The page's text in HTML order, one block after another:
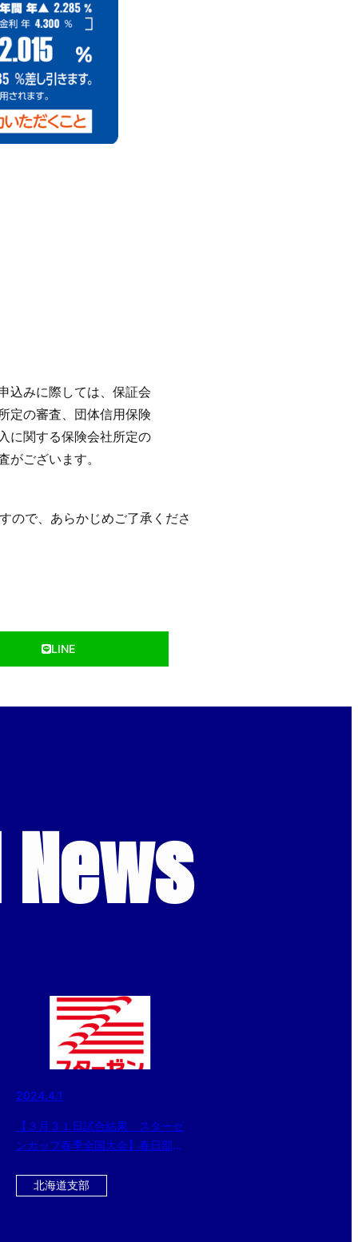
込みに際しては、保証会
定の審査、団体信用保険
に関する保険会社所定の
がございます。
ので、あらかじめご了承くださ
LINE
2024.4.1
【３月３１日試合結果 スターゼ
ンカップ春季全国大会】春日部ボ
ーイズ（小学部）が優勝！！
北海道支部